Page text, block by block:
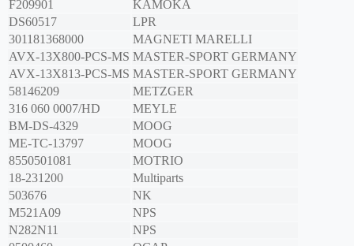
F209901
KAMOKA
DS60517
LPR
301181368000
MAGNETI MARELLI
AVX-13X800-PCS-MS MASTER-SPORT GERMANY
AVX-13X813-PCS-MS MASTER-SPORT GERMANY
58146209
METZGER
316 060 0007/HD
MEYLE
BM-DS-4329
MOOG
ME-TC-13797
MOOG
8550501081
MOTRIO
18-231200
Multiparts
503676
NK
M521A09
NPS
N282N11
NPS